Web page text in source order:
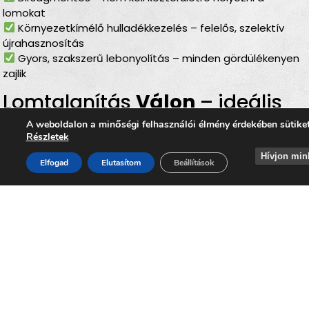
lomokat
Környezetkímélő hulladékkezelés – felelős, szelektív
újrahasznosítás
Gyors, szakszerű lebonyolítás – minden gördülékenyen
zajlik
LomtalanításVálon– ideális
választás minden helyzetben
Akárlakásfelújításról, költözésről, garázs- vagy
melléképület kiürítéséről, padlás- vagy
pinceürítésről, kert rendbetételéről vagy építkezési
A weboldalon a minőségi felhasználói élmény érdekében
Részletek
Elfogad Elutasítom Beállítások
Hívjon